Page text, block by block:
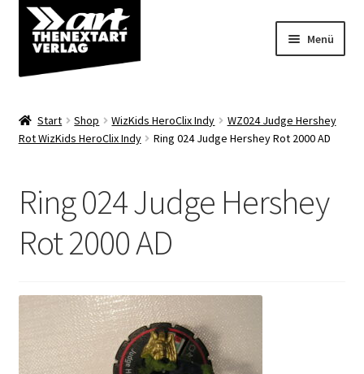
Zur
Navigation
springen
Zum
Inhalt
springen
Menü
Shop
Start Shop WizKids HeroClix Indy
WZ024 Judge Hershey
Rot WizKids HeroClix Indy
Ring 024 Judge Hershey Rot 2000 AD
Ring 024 Judge Hershey
Rot 2000 AD